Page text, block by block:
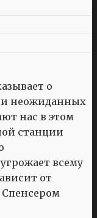
о
и неожиданных
нас в этом
станции
всему
от
Спенсером